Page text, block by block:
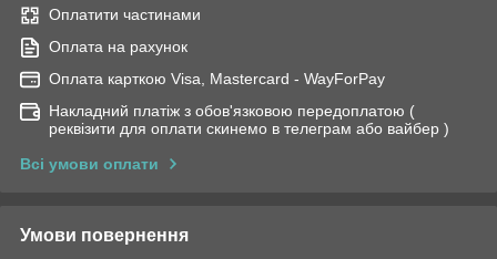
Оплатити частинами
Оплата на рахунок
Оплата карткою Visa, Mastercard - WayForPay
Накладний платіж з обов'язковою передоплатою (
реквізити для оплати скинемо в телеграм або вайбер )
Всі умови оплати
Умови повернення